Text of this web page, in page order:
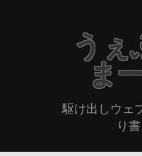
うぇ
ま
駆け出しウェ
り